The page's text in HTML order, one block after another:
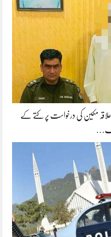
مکین کی درخواست پر کتے کے